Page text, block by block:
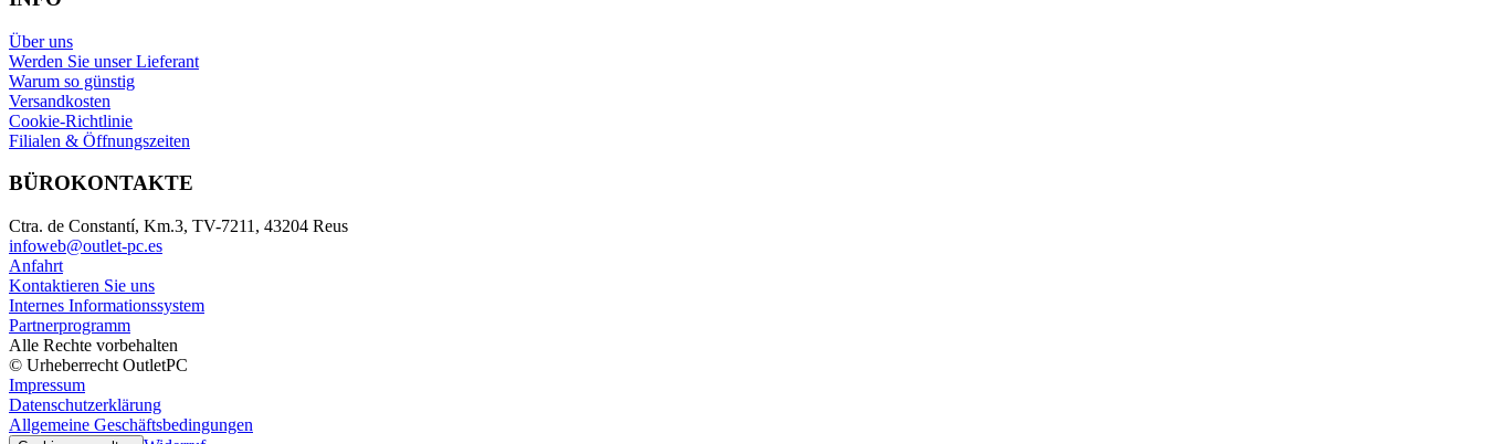
Über uns
Werden Sie unser Lieferant
Warum so günstig
Versandkosten
Cookie-Richtlinie
Filialen & Öffnungszeiten
BÜROKONTAKTE
Ctra. de Constantí, Km.3, TV-7211, 43204 Reus
infoweb@outlet-pc.es
Anfahrt
Kontaktieren Sie uns
Internes Informationssystem
Partnerprogramm
Alle Rechte vorbehalten
© Urheberrecht OutletPC
Impressum
Datenschutzerklärung
Allgemeine Geschäftsbedingungen